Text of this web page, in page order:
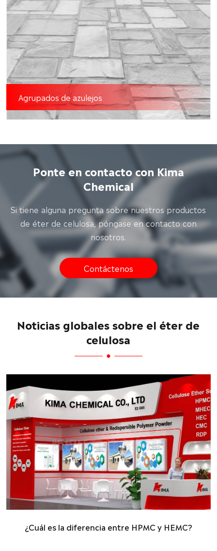
Agrupados de azulejos
Ponte en contacto con Kima
Chemical
Si tiene alguna pregunta sobre nuestros productos
de éter de celulosa, póngase en contacto con
nosotros.
Contáctenos
Noticias globales sobre el éter de
celulosa
¿Cuál es la diferencia entre HPMC y HEMC?